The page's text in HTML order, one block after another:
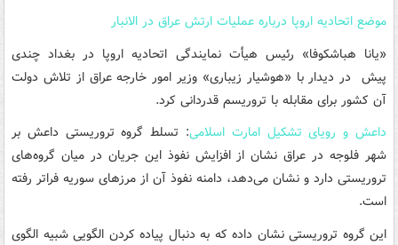
موضع اتحادیه اروپا درباره عملیات ارتش عراق در الانبار
«یانا هباشکوفا» رئیس هیأت نمایندگی اتحادیه اروپا در بغداد چندی
پیش در دیدار با «هوشیار زیباری» وزیر امور خارجه عراق از تلاش دولت
آن کشور برای مقابله با تروریسم قدردانی کرد.
داعش و رویای تشکیل امارت اسلامی: تسلط گروه تروریستی داعش بر
شهر فلوجه در عراق نشان از افزایش نفوذ این جریان در میان گروه‌های
تروریستی دارد و نشان می‌دهد، دامنه نفوذ آن از مرزهای سوریه فراتر رفته
است.
این گروه تروریستی نشان داده که به دنبال پیاده کردن الگویی شبیه الگوی